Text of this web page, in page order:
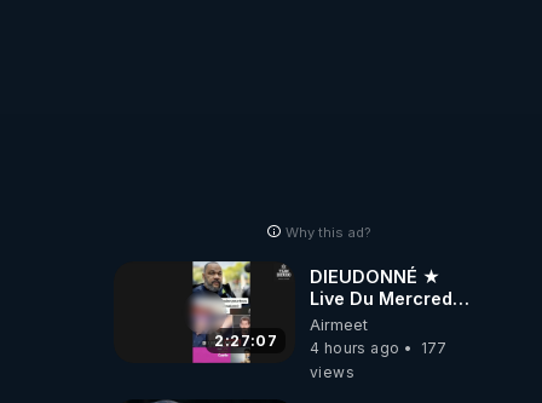
Why this ad?
2:27:07
DIEUDONNÉ ★
Live Du Mercredi
5 Août 2026
Airmeet
4 hours ago
177
views